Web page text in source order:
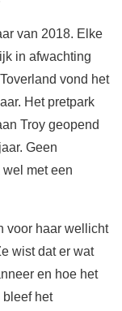
van 2018. Elke
in afwachting
vond het
Het pretpark
Troy geopend
Geen
met een
voor haar wellicht
wist dat er wat
en hoe het
bleef het